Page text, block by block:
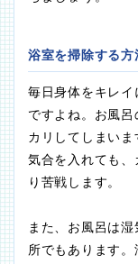
浴室を掃除する方
毎日身体をキレ
ですよね。お風
カリしてしまい
気合を入れても
り苦戦します。
また、お風呂は
所でもあります